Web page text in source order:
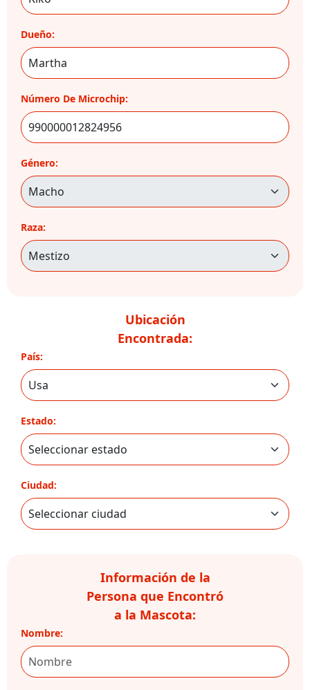
Dueño:
Número De Microchip:
Género:
Raza:
Ubicación
Encontrada:
País:
Estado:
Ciudad:
Información de la
Persona que Encontró
a la Mascota:
Nombre: